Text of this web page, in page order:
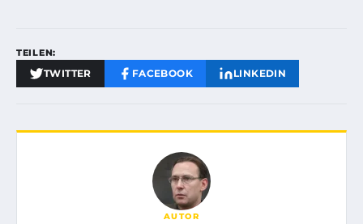
TEILEN:
TWITTER FACEBOOK LINKEDIN
AUTOR